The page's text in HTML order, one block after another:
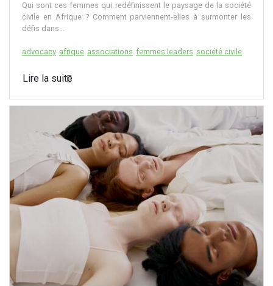
Qui sont ces femmes qui redéfinissent le paysage de la société
civile en Afrique ? Comment parviennent-elles à surmonter les
défis dans...
advocacy afrique associations femmes leaders société civile
Lire la suite